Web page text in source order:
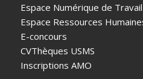
Espace Numérique de
Espace Ressources
E-concours
CVThèques USMS
Inscriptions AMO